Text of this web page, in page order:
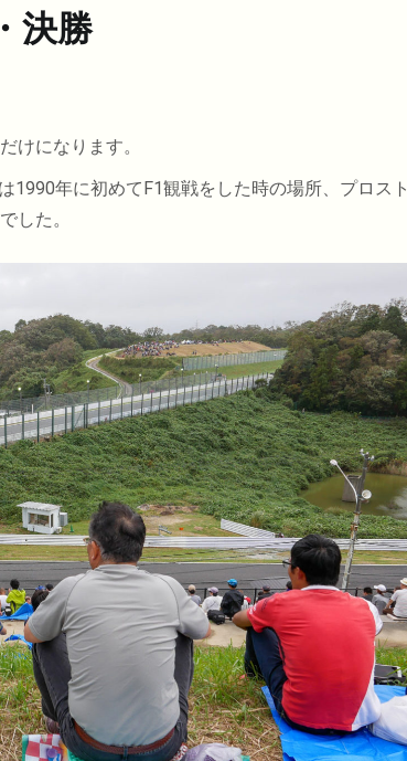
決勝
けになります。
1990年に初めてF1観戦をした時の場所、プロスト
した。